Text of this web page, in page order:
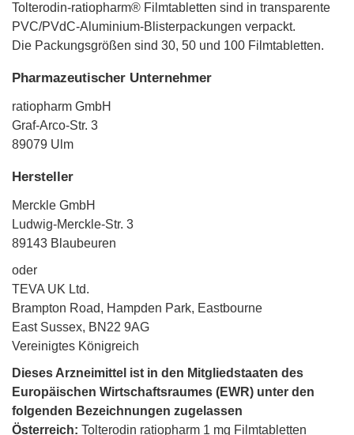
Tolterodin-ratiopharm® Filmtabletten sind in transparente
PVC/PVdC-Aluminium-Blisterpackungen verpackt.
Die Packungsgrößen sind 30, 50 und 100 Filmtabletten.
Pharmazeutischer Unternehmer
ratiopharm GmbH
Graf-Arco-Str. 3
89079 Ulm
Hersteller
Merckle GmbH
Ludwig-Merckle-Str. 3
89143 Blaubeuren
oder
TEVA UK Ltd.
Brampton Road, Hampden Park, Eastbourne
East Sussex, BN22 9AG
Vereinigtes Königreich
Dieses Arzneimittel ist in den Mitgliedstaaten des
Europäischen Wirtschaftsraumes (EWR) unter den
folgenden Bezeichnungen zugelassen
Österreich: Tolterodin ratiopharm 1 mg Filmtabletten